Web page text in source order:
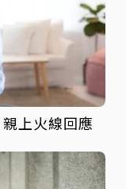
上火線回應